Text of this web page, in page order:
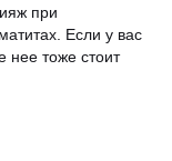
при
Если у вас
нее тоже стоит